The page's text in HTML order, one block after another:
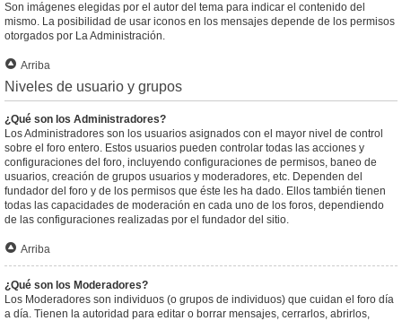
Son imágenes elegidas por el autor del tema para indicar el contenido del
mismo. La posibilidad de usar iconos en los mensajes depende de los permisos
otorgados por La Administración.
Arriba
Niveles de usuario y grupos
¿Qué son los Administradores?
Los Administradores son los usuarios asignados con el mayor nivel de control
sobre el foro entero. Estos usuarios pueden controlar todas las acciones y
configuraciones del foro, incluyendo configuraciones de permisos, baneo de
usuarios, creación de grupos usuarios y moderadores, etc. Dependen del
fundador del foro y de los permisos que éste les ha dado. Ellos también tienen
todas las capacidades de moderación en cada uno de los foros, dependiendo
de las configuraciones realizadas por el fundador del sitio.
Arriba
¿Qué son los Moderadores?
Los Moderadores son individuos (o grupos de individuos) que cuidan el foro día
a día. Tienen la autoridad para editar o borrar mensajes, cerrarlos, abrirlos,